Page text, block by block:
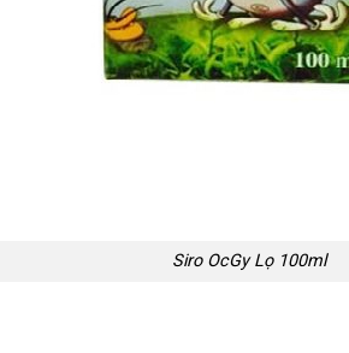
Siro OcGy Lọ 100ml